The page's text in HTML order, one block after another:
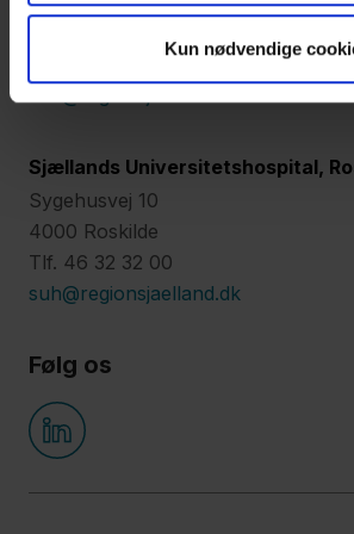
Kun nødvendige
suh@regionsjaelland.dk
Sjællands Universitetshospital,
Sygehusvej 10
4000 Roskilde
Tlf. 46 32 32 00
suh@regionsjaelland.dk
Følg os